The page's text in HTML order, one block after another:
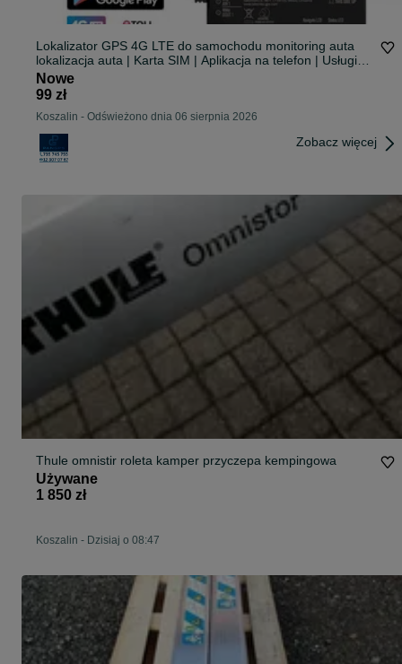
Lokalizator GPS 4G LTE do samochodu monitoring auta
lokalizacja auta | Karta SIM | Aplikacja na telefon | Usługi
świadczymy na terenie całej Polski |
Nowe
99 zł
Koszalin - Odświeżono dnia 06 sierpnia 2026
Zobacz więcej
Thule omnistir roleta kamper przyczepa kempingowa
Używane
1 850 zł
Koszalin - Dzisiaj o 08:47